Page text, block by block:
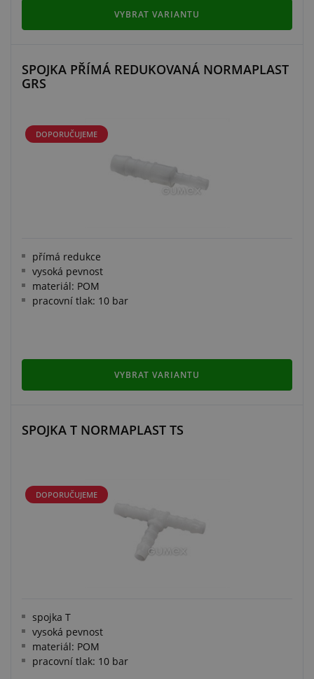
VYBRAT VARIANTU
SPOJKA PŘÍMÁ REDUKOVANÁ NORMAPLAST
GRS
DOPORUČUJEME
přímá redukce
vysoká pevnost
materiál: POM
pracovní tlak: 10 bar
VYBRAT VARIANTU
SPOJKA T NORMAPLAST TS
DOPORUČUJEME
spojka T
vysoká pevnost
materiál: POM
pracovní tlak: 10 bar